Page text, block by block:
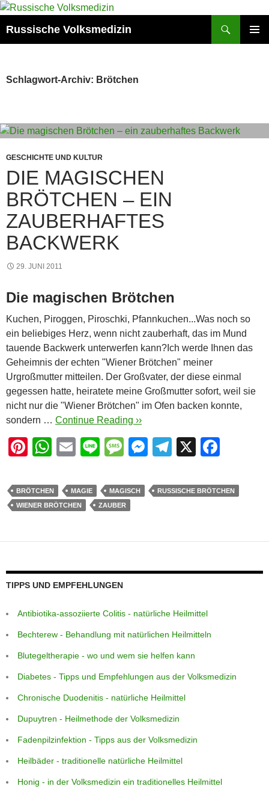
Zum
springen
Russische Volksmedizin
Schlagwort-Archiv: Brötchen
GESCHICHTE UND KULTUR
DIE MAGISCHEN
BRÖTCHEN – EIN
ZAUBERHAFTES
BACKWERK
29. JUNI 2011
Die magischen Brötchen
Kuchen, Piroggen, Piroschki, Pfannkuchen...Was noch so
ein beliebiges Herz, wenn nicht zauberhaft, das im Mund
tauende Backwerk unterwerfen kann?Ich werde Ihnen das
Geheimnis der echten "Wiener Brötchen" meiner
Urgroßmutter mitteilen. Der Großvater, der diese einmal
gegessen hatte, heiratete meine Großmutter sofort, weil sie
nicht nur die "Wiener Brötchen" im Ofen backen konnte,
sondern … Continue Reading ››
Pi
er
e
W
at
s
p
E
ail
Li
e
M
ss
a
e
M
ss
e
g
T
e
gr
m
X
c
e
o
k
BRÖTCHEN MAGIE MAGISCH
RUSSISCHE BRÖTCHEN
WIENER BRÖTCHEN
ZAUBER
TIPPS UND EMPFEHLUNGEN
Antibiotika-assoziierte Colitis - natürliche Heilmittel
Bechterew - Behandlung mit natürlichen Heilmitteln
Blutegeltherapie - wo und wem sie helfen kann
Diabetes - Tipps und Empfehlungen aus der Volksmedizin
Chronische Duodenitis - natürliche Heilmittel
Dupuytren - Heilmethode der Volksmedizin
Fadenpilzinfektion - Tipps aus der Volksmedizin
Heilbäder - traditionelle natürliche Heilmittel
Honig - in der Volksmedizin ein traditionelles Heilmittel